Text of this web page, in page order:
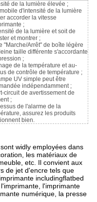
de la lumière élevée ;
d'intensité de la lumière
accorder la vitesse
;
de la lumière et soit de
et montrer ;
"Marche/Arrêt" de boîte légère
taille différente s'accordante
;
de la température et au-
de contrôle de température ;
UV simple peut être
indépendamment ;
circuit de avertissement de
;
de l'alarme de la
assurez les produits
bien.
widly employées dans
les matériaux de
etc. Il convient aux
de jet d'encre tels que
includingflatbed
l'imprimante
numérique, la presse